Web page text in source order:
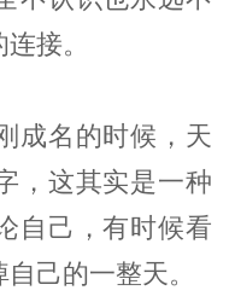
接。
成名的时候，天
，这其实是一种
自己，有时候看
己的一整天。